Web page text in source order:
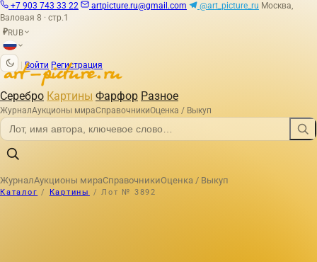
+7 903 743 33 22 artpicture.ru@gmail.com @art_picture_ru Москва,
Валовая 8 · стр.1
₽RUB
Войти Регистрация
Серебро Картины Фарфор Разное
ЖурналАукционы мираСправочникиОценка / Выкуп
ЖурналАукционы мираСправочникиОценка / Выкуп
Каталог / Картины / Лот № 3892